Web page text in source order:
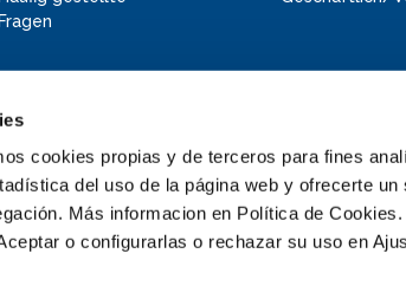
cookies propias y de terceros para fines
del uso de la página web y ofrecerte
Más informacion en Política de
o configurarlas o rechazar su uso en
Fragen